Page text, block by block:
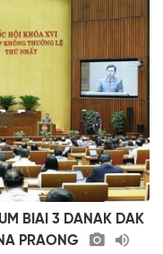
BIAI 3 DANAK DAK
PRAONG